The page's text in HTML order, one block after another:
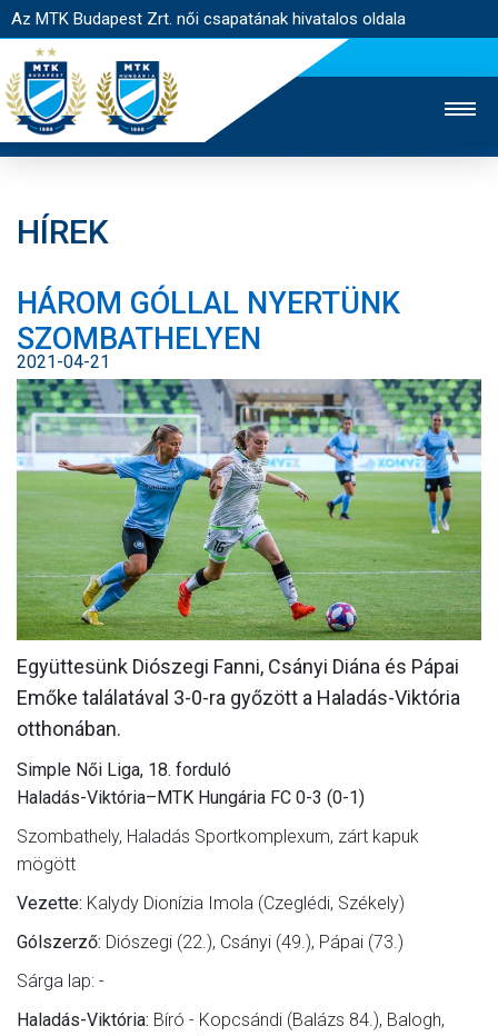
Az MTK Budapest Zrt. női csapatának hivatalos oldala
JEGYÉRTÉKESÍTÉS
WEBSHOP
STADION
EGYESÜLET
NYITÓLAP
HÍREK
CSAPAT
MÉRKŐZÉSEK
JELENTKEZÉS
KLUB
GALÉRIA
SZURKOLÓI ÉLMÉNYEK
HÍREK
HÁROM GÓLLAL NYERTÜNK
SZOMBATHELYEN
2021-04-21
Együttesünk Diószegi Fanni, Csányi Diána és Pápai
Emőke találatával 3-0-ra győzött a Haladás-Viktória
otthonában.
Simple Női Liga, 18. forduló
Haladás-Viktória–MTK Hungária FC 0-3 (0-1)
Szombathely, Haladás Sportkomplexum, zárt kapuk
mögött
Vezette: Kalydy Dionízia Imola (Czeglédi, Székely)
Gólszerző: Diószegi (22.), Csányi (49.), Pápai (73.)
Sárga lap: -
Haladás-Viktória: Bíró - Kopcsándi (Balázs 84.), Balogh,